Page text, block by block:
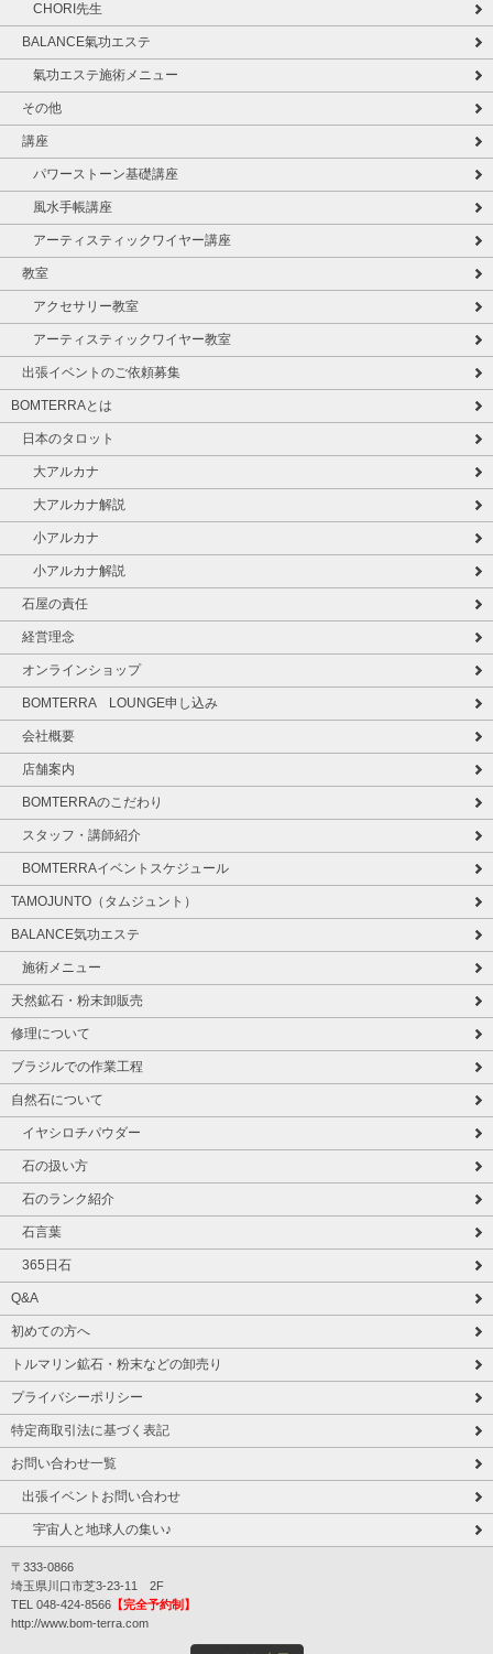
CHORI先生
BALANCE氣功エステ
氣功エステ施術メニュー
その他
講座
パワーストーン基礎講座
風水手帳講座
アーティスティックワイヤー講座
教室
アクセサリー教室
アーティスティックワイヤー教室
出張イベントのご依頼募集
BOMTERRAとは
日本のタロット
大アルカナ
大アルカナ解説
小アルカナ
小アルカナ解説
石屋の責任
経営理念
オンラインショップ
BOMTERRA LOUNGE申し込み
会社概要
店舗案内
BOMTERRAのこだわり
スタッフ・講師紹介
BOMTERRAイベントスケジュール
TAMOJUNTO（タムジュント）
BALANCE気功エステ
施術メニュー
天然鉱石・粉末卸販売
修理について
ブラジルでの作業工程
自然石について
イヤシロチパウダー
石の扱い方
石のランク紹介
石言葉
365日石
Q&A
初めての方へ
トルマリン鉱石・粉末などの卸売り
プライバシーポリシー
特定商取引法に基づく表記
お問い合わせ一覧
出張イベントお問い合わせ
宇宙人と地球人の集い♪
〒333-0866
埼玉県川口市芝3-23-11 2F
TEL 048-424-8566 【完全予約制】
http://www.bom-terra.com